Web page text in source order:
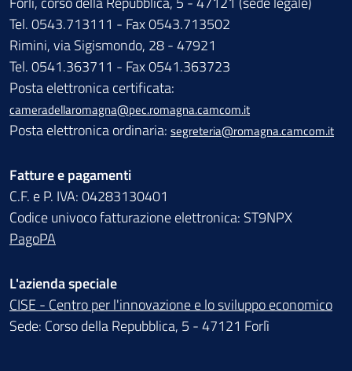
Tel. 0543.713111 - Fax 0543.713502
Rimini, via Sigismondo, 28 - 47921
Tel. 0541.363711 - Fax 0541.363723
Posta elettronica certificata:
cameradellaromagna@pec.romagna.camcom.it
Posta elettronica ordinaria: segreteria@romagna.camcom.it
Fatture e pagamenti
C.F. e P. IVA: 04283130401
Codice univoco fatturazione elettronica: ST9NPX
PagoPA
L'azienda speciale
CISE - Centro per l'innovazione e lo sviluppo economico
Sede: Corso della Repubblica, 5 - 47121 Forlì